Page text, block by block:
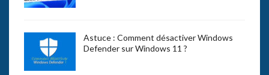
Astuce : Comment désactiver Windows
Defender sur Windows 11 ?